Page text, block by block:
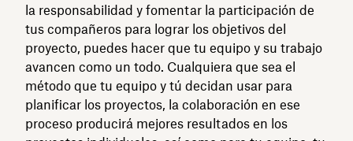
la responsabilidad y fomentar la participación de
tus compañeros para lograr los objetivos del
proyecto, puedes hacer que tu equipo y su trabajo
avancen como un todo. Cualquiera que sea el
método que tu equipo y tú decidan usar para
planificar los proyectos, la colaboración en ese
proceso producirá mejores resultados en los